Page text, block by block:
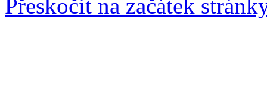
Přeskočit na začátek